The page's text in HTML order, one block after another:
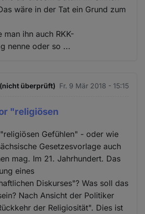
wäre in der Tat ein Grund zum
ihn auch RKK-
nenne oder so ...
überprüft) Fr. 9 Mär 2018 - 15:15
"religiösen
Gefühlen" - oder wie
Gesetzesvorlage auch
mag. Im 21. Jahrhundert. Das
eines
Diskurses"? Was soll das
Nach Ansicht der Politiker
der Religiosität". Dies ist